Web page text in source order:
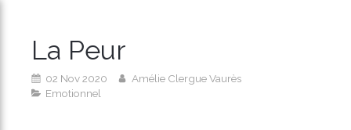
La Peur
02 Nov 2020
Amélie Clergue Vaurès
Emotionnel